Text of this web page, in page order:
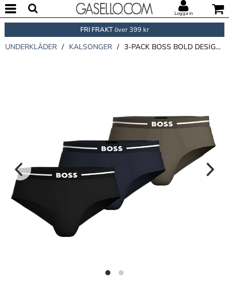
Logga in
FRI FRAKTöver 399 kr
UNDERKLÄDER / KALSONGER / 3-PACK BOSS BOLD DESIGN HIP BRIEF